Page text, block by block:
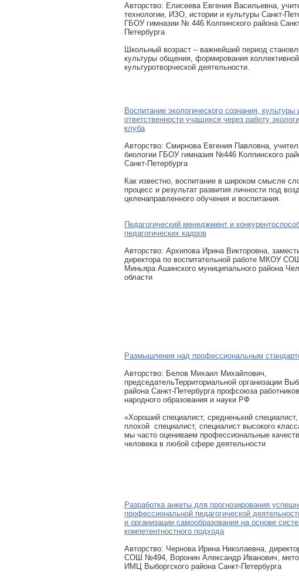
Авторcтво: Елисеева Евгения Васильевна,
технологии, ИЗО, истории и культуры Санкт-
ГБОУ гимназии № 446 Колпинского района
Петербурга
Школьный возраст – важнейший период
культуры общения, формирования коллективной
культуротворческой деятельности.
Воспитание экологического сознания, культуры
ответственности учащихся через работу
клуба
Авторcтво: Смирнова Евгения Павловна,
биологии ГБОУ гимназия №446 Колпинского
Санкт-Петербурга
Как известно, воспитание в широком смысле
процесс и результат развития личности под
целенаправленного обучения и воспитания.
Педагогический менеджмент и
педагогических кадров
Авторcтво: Архипова Ирина Викторовна,
директора по воспитательной работе МКОУ
Миньяра Ашинского муниципального района
области
Размышления над профессиональным
Авторcтво: Белов Михаил Михайлович,
председательТерриториальной организации
района Санкт-Петербурга профсоюза работников
народного образования и науки РФ
«Хороший специалист, средненький специалист,
плохой специалист, специалист высокого
мы часто оцениваем профессиональные
человека в любой сфере деятельности
Разработка анкеты для прогнозирования
профессиональной педагогической
и организации самообразования на основе
компетентностного подхода
Авторcтво: Чернова Ирина Николаевна,
СОШ №494, Воронин Александр Иванович,
ИМЦ Выборгского района Санкт-Петербурга